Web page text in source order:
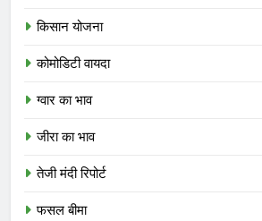
किसान योजना
कोमोडिटी वायदा
ग्वार का भाव
जीरा का भाव
तेजी मंदी रिपोर्ट
फसल बीमा